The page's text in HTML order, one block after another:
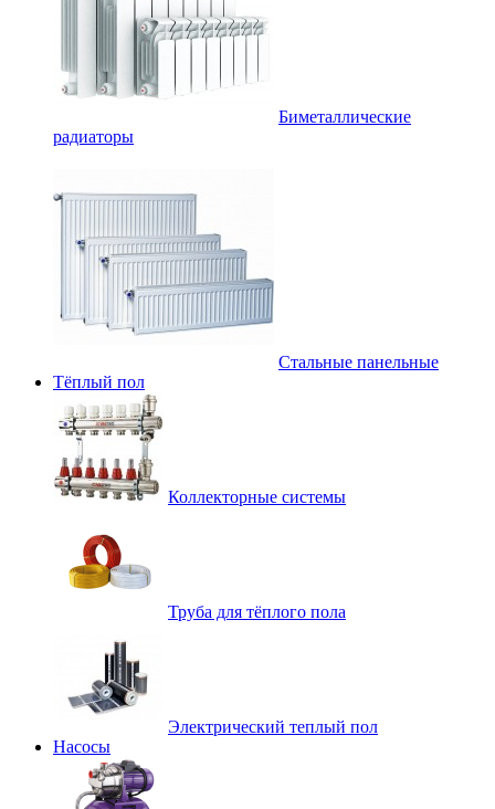
Биметаллические
радиаторы
Стальные панельные
Тёплый пол
Коллекторные системы
Труба для тёплого пола
Электрический теплый пол
Насосы